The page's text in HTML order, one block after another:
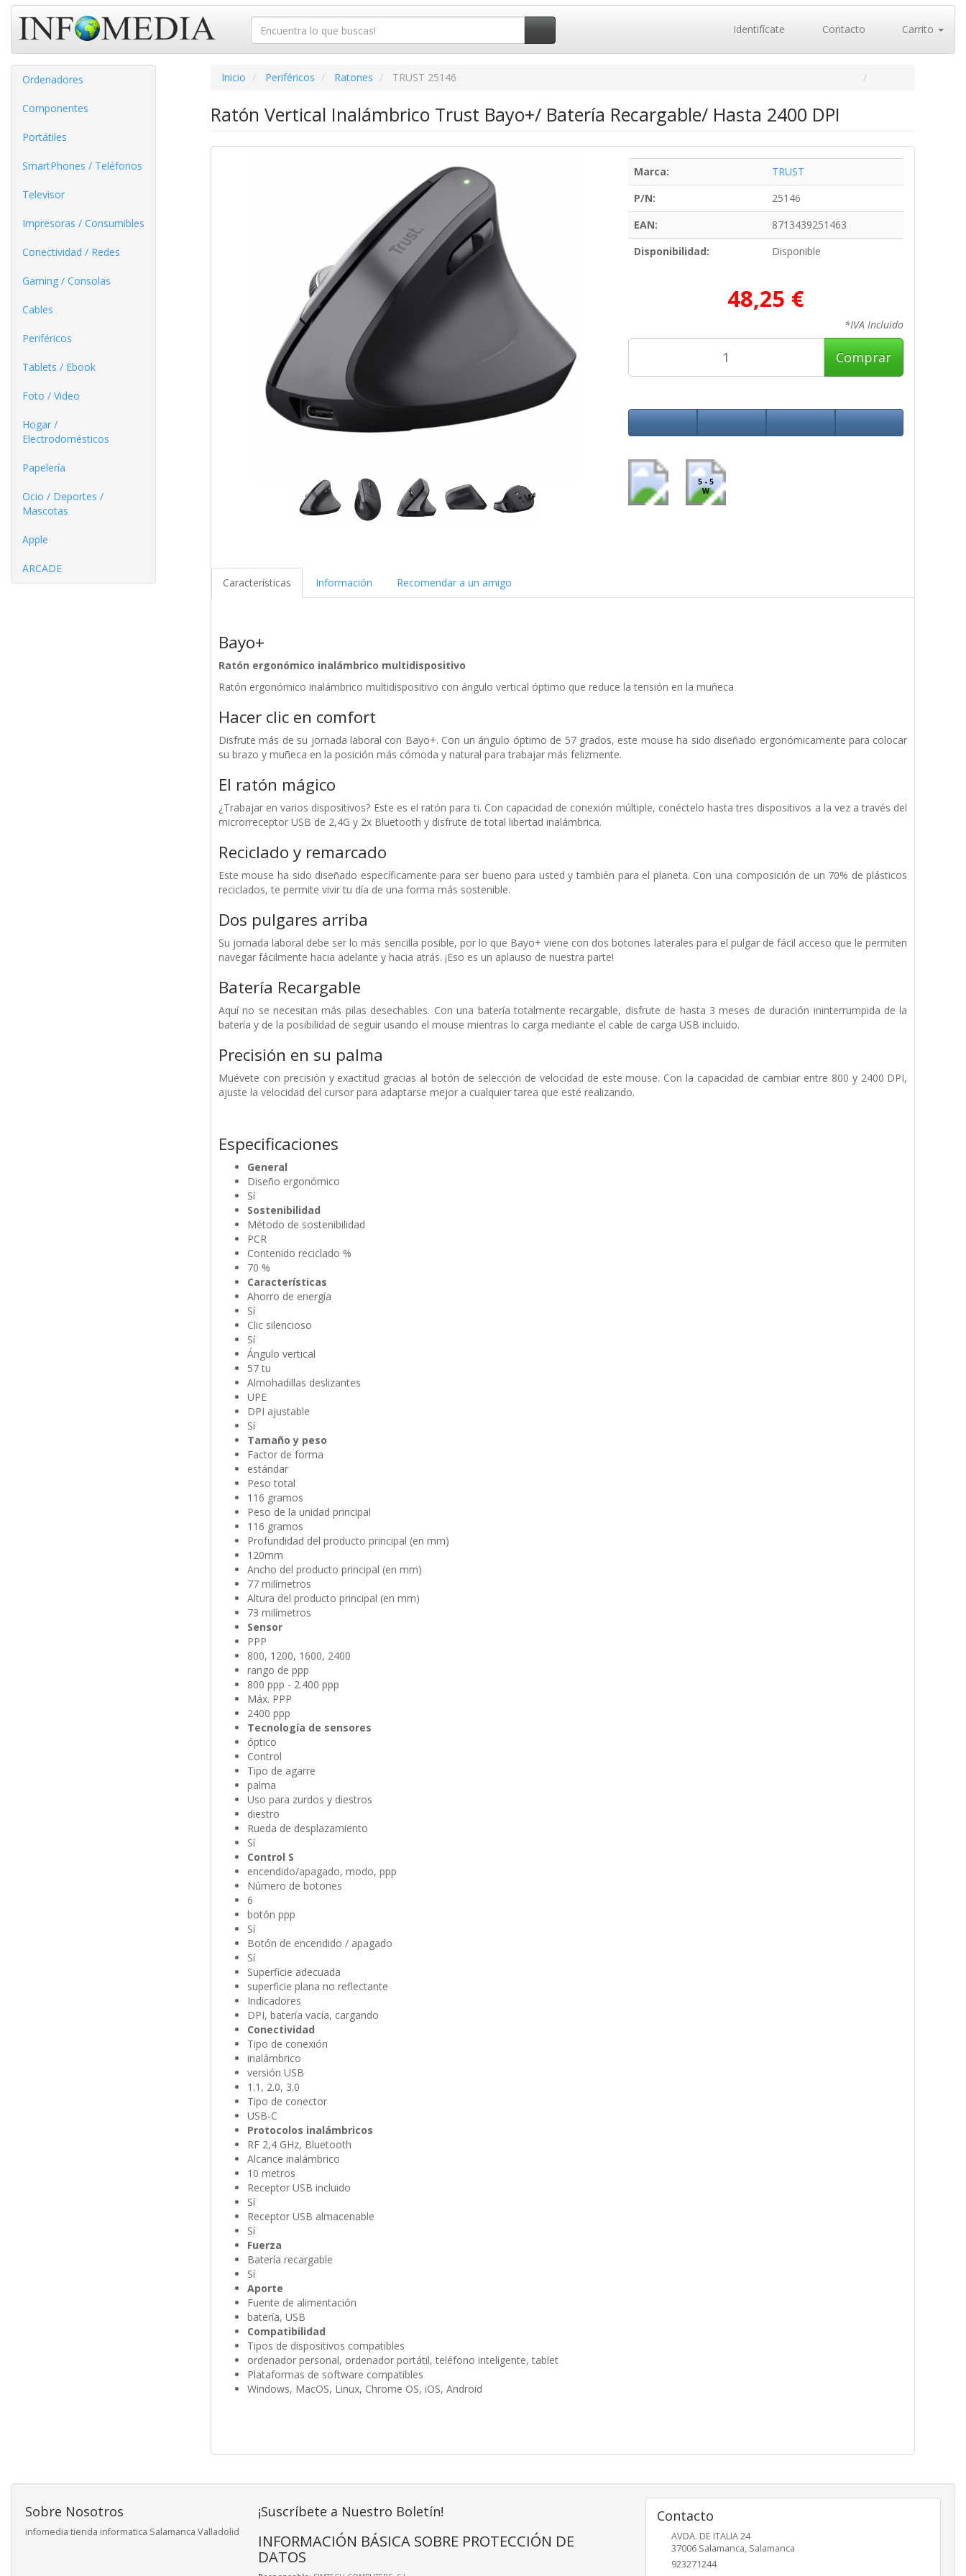
Identifícate Contacto Carrito
Ordenadores
Componentes
Portátiles
SmartPhones / Teléfonos
Televisor
Impresoras / Consumibles
Conectividad / Redes
Gaming / Consolas
Cables
Periféricos
Tablets / Ebook
Foto / Video
Hogar /
Electrodomésticos
Papelería
Ocio / Deportes /
Mascotas
Apple
ARCADE
Inicio Periféricos Ratones TRUST 25146
Ratón Vertical Inalámbrico Trust Bayo+/ Batería Recargable/ Hasta 2400 DPI
Marca:
TRUST
P/N:
25146
EAN:
8713439251463
Disponibilidad:
Disponible
48,25 €
*IVA Incluido
Comprar
5 - 5
W
Características Información Recomendar a un amigo
Bayo+
Ratón ergonómico inalámbrico multidispositivo
Ratón ergonómico inalámbrico multidispositivo con ángulo vertical óptimo que reduce la tensión en la muñeca
Hacer clic en comfort
Disfrute más de su jornada laboral con Bayo+. Con un ángulo óptimo de 57 grados, este mouse ha sido diseñado ergonómicamente para colocar
su brazo y muñeca en la posición más cómoda y natural para trabajar más felizmente.
El ratón mágico
¿Trabajar en varios dispositivos? Este es el ratón para ti. Con capacidad de conexión múltiple, conéctelo hasta tres dispositivos a la vez a través del
microrreceptor USB de 2,4G y 2x Bluetooth y disfrute de total libertad inalámbrica.
Reciclado y remarcado
Este mouse ha sido diseñado específicamente para ser bueno para usted y también para el planeta. Con una composición de un 70% de plásticos
reciclados, te permite vivir tu día de una forma más sostenible.
Dos pulgares arriba
Su jornada laboral debe ser lo más sencilla posible, por lo que Bayo+ viene con dos botones laterales para el pulgar de fácil acceso que le permiten
navegar fácilmente hacia adelante y hacia atrás. ¡Eso es un aplauso de nuestra parte!
Batería Recargable
Aquí no se necesitan más pilas desechables. Con una batería totalmente recargable, disfrute de hasta 3 meses de duración ininterrumpida de la
batería y de la posibilidad de seguir usando el mouse mientras lo carga mediante el cable de carga USB incluido.
Precisión en su palma
Muévete con precisión y exactitud gracias al botón de selección de velocidad de este mouse. Con la capacidad de cambiar entre 800 y 2400 DPI,
ajuste la velocidad del cursor para adaptarse mejor a cualquier tarea que esté realizando.
Especificaciones
General
Diseño ergonómico
Sí
Sostenibilidad
Método de sostenibilidad
PCR
Contenido reciclado %
70 %
Características
Ahorro de energía
Sí
Clic silencioso
Sí
Ángulo vertical
57 tu
Almohadillas deslizantes
UPE
DPI ajustable
Sí
Tamaño y peso
Factor de forma
estándar
Peso total
116 gramos
Peso de la unidad principal
116 gramos
Profundidad del producto principal (en mm)
120mm
Ancho del producto principal (en mm)
77 milímetros
Altura del producto principal (en mm)
73 milímetros
Sensor
PPP
800, 1200, 1600, 2400
rango de ppp
800 ppp - 2.400 ppp
Máx. PPP
2400 ppp
Tecnología de sensores
óptico
Control
Tipo de agarre
palma
Uso para zurdos y diestros
diestro
Rueda de desplazamiento
Sí
Control S
encendido/apagado, modo, ppp
Número de botones
6
botón ppp
Sí
Botón de encendido / apagado
Sí
Superficie adecuada
superficie plana no reflectante
Indicadores
DPI, batería vacía, cargando
Conectividad
Tipo de conexión
inalámbrico
versión USB
1.1, 2.0, 3.0
Tipo de conector
USB-C
Protocolos inalámbricos
RF 2,4 GHz, Bluetooth
Alcance inalámbrico
10 metros
Receptor USB incluido
Sí
Receptor USB almacenable
Sí
Fuerza
Batería recargable
Sí
Aporte
Fuente de alimentación
batería, USB
Compatibilidad
Tipos de dispositivos compatibles
ordenador personal, ordenador portátil, teléfono inteligente, tablet
Plataformas de software compatibles
Windows, MacOS, Linux, Chrome OS, iOS, Android
Sobre Nosotros
infomedia tienda informatica Salamanca Valladolid
¡Suscríbete a Nuestro Boletín!
INFORMACIÓN BÁSICA SOBRE PROTECCIÓN DE
DATOS
Contacto
AVDA. DE ITALIA 24
37006 Salamanca, Salamanca
923271244